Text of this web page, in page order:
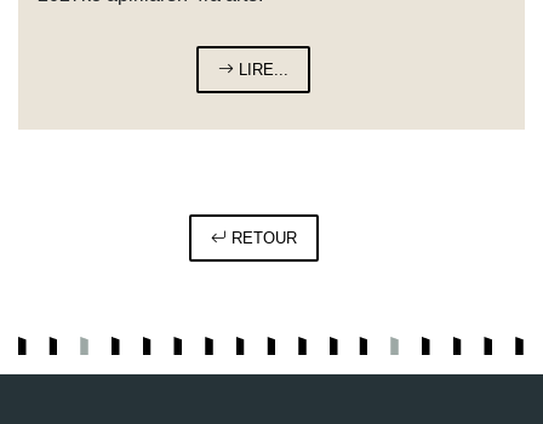
LIRE...
RETOUR